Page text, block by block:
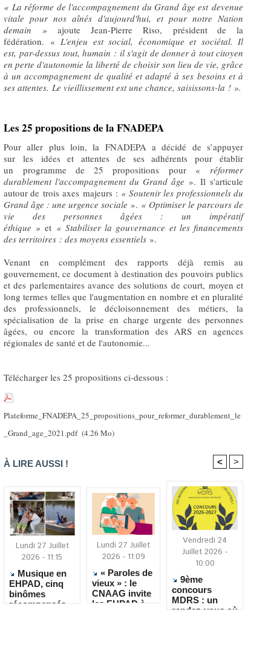
« La réforme de l'accompagnement du Grand âge est devenue
vitale pour nos aînés d'aujourd'hui, et pour notre Nation
demain
»ajoute Jean-Pierre Riso, président de la
fédération. « L'enjeu est social, économique et sociétal. Il
est, par-dessus tout, humain : il s'agit de donner à tout citoyen
en perte d'autonomie la liberté de choisir son lieu de vie, grâce
à un accompagnement de qualité et adapté à ses besoins et à
ses attentes. Le vieillissement est une chance, saisissons-la ! ».
Les 25 propositions de la FNADEPA
Pour aller plus loin, la FNADEPA a décidé de s’appuyer
sur les idées et attentes de ses adhérents pour établir
un programme de 25 propositions pour « réformer
durablement l'accompagnement du Grand âge ». Il s'articule
autour de trois axes majeurs : « Soutenir les professionnels du
Grand âge : une urgence sociale ». « Optimiser le parcours de
vie des personnes âgées : un impératif
éthique »et « Stabiliser la gouvernance et les financements
des territoires : des moyens essentiels ».
Venant en complément des rapports déjà remis au
gouvernement, ce document à destination des pouvoirs publics
et des parlementaires avance des solutions de court, moyen et
long termes telles que l'augmentation en nombre et en pluralité
des professionnels, le décloisonnement des métiers, la
spécialisation de la prise en charge urgente des personnes
âgées, ou encore la transformation des ARS en agences
régionales de santé et de l'autonomie...
Télécharger les 25 propositions ci-dessous :
Plateforme_FNADEPA_25_propositions_pour_reformer_durablement_le
_Grand_age_2021.pdf (4.26 Mo)
À LIRE AUSSI ! < >
Lundi 27 Juillet
2026 - 11:15
Musique en
EHPAD, cinq
binômes
récompensés
Lundi 27 Juillet
2026 - 11:09
« Paroles de
vieux » : le
CNAAG invite
les EHPAD à
Vendredi 24
Juillet 2026 -
10:00
9ème
concours
MDRS : un
rendez-vous où